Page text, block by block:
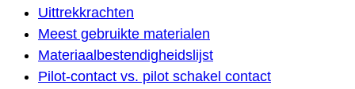
Uittrekkrachten
Meest gebruikte materialen
Materiaalbestendigheidslijst
Pilot-contact vs. pilot schakel contact